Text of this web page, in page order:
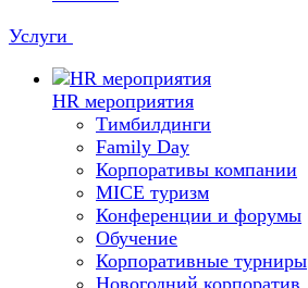
Услуги
HR мероприятия
Тимбилдинги
Family Day
Корпоративы компании
MICE туризм
Конференции и форумы
Обучение
Корпоративные турниры
Новогодний корпоратив